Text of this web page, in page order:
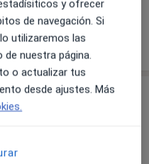
y ofrecer
de navegación. Si
utilizaremos las
nuestra página.
o actualizar tus
desde ajustes. Más